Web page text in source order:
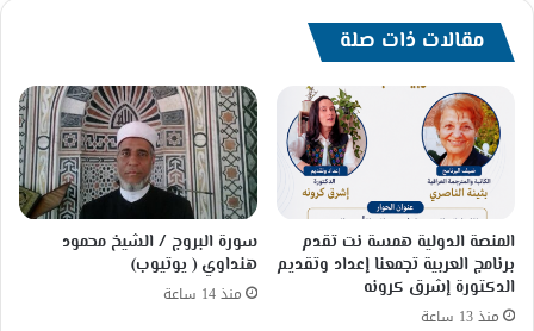
مقالات ذات صلة
المنصة الدولية همسة نت تقدم
برنامج العربية تجمعنا إعداد وتقديم
الدكتورة إشرق كرونه
منذ 13 ساعة
سورة البروج / الشيخ محمود
هنداوي ( يوتيوب)
منذ 14 ساعة